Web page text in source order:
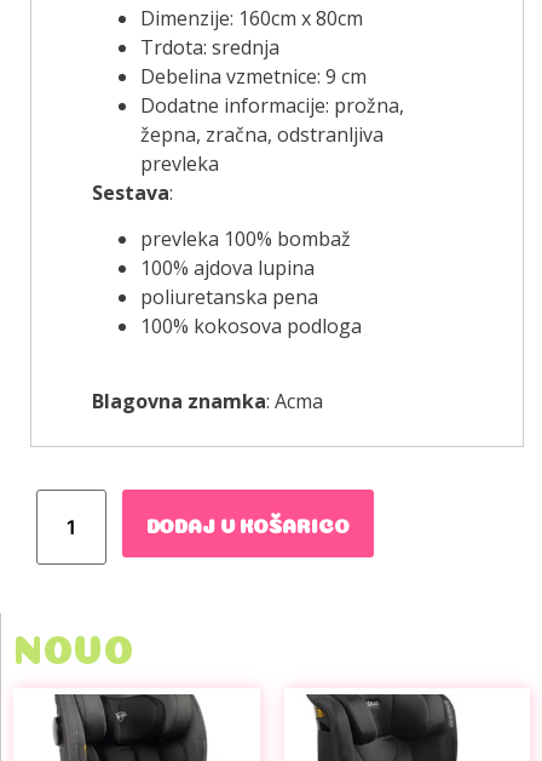
Dimenzije: 160cm x 80cm
Trdota: srednja
Debelina vzmetnice: 9 cm
Dodatne informacije: prožna,
žepna, zračna, odstranljiva
prevleka
Sestava:
prevleka 100% bombaž
100% ajdova lupina
poliuretanska pena
100% kokosova podloga
Blagovna znamka: Acma
DODAJ V KOŠARICO
NOVO